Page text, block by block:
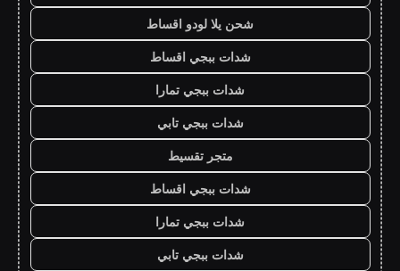
شحن يلا لودو اقساط
شدات ببجي اقساط
شدات ببجي تمارا
شدات ببجي تابي
متجر تقسيط
شدات ببجي اقساط
شدات ببجي تمارا
شدات ببجي تابي